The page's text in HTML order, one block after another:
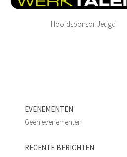
Hoofdsponsor Jeugd
EVENEMENTEN
Geen evenementen
RECENTE BERICHTEN